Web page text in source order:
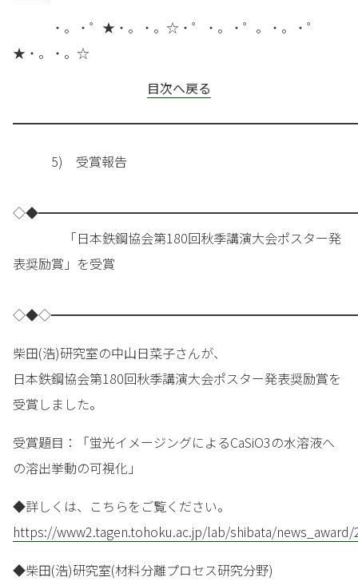
・。・゜★・。・。☆・゜・。・゜。・。・゜
★・。・。☆
目次へ戻る
5) 受賞報告
「日本鉄鋼協会第180回秋季講演大会ポスター発
表奨励賞」を受賞
柴田(浩)研究室の中山日菜子さんが、
日本鉄鋼協会第180回秋季講演大会ポスター発表奨励賞を
受賞しました。
受賞題目：「蛍光イメージングによるCaSiO3の水溶液へ
の溶出挙動の可視化」
◆詳しくは、こちらをご覧ください。
https://www2.tagen.tohoku.ac.jp/lab/shibata/
◆柴田(浩)研究室(材料分離プロセス研究分野)